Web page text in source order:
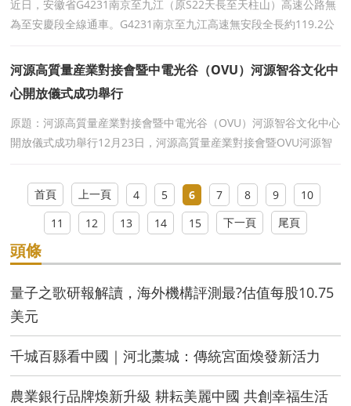
近日，安徽省G4231南京至九江（原S22天長至天柱山）高速公路無
為至安慶段全線通車。G4231南京至九江高速無安段全長約119.2公
河源高質量産業對接會暨中電光谷（OVU）河源智谷文化中
心開放儀式成功舉行
原題：河源高質量産業對接會暨中電光谷（OVU）河源智谷文化中心
開放儀式成功舉行12月23日，河源高質量産業對接會暨OVU河源智
首頁 上一頁 4 5 6 7 8 9
10
11
12 13 14 15 下一頁 尾頁
頭條
量子之歌研報解讀，海外機構評測最?估值每股10.75
美元
千城百縣看中國｜河北藁城：傳統宮面煥發新活力
農業銀行品牌煥新升級 耕耘美麗中國 共創幸福生活